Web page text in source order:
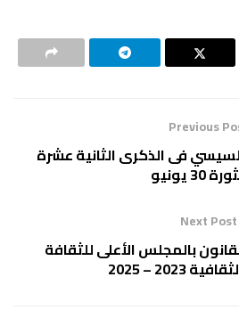
Previous
فى الذكرى الثانية عشرة
30 يونيو
Next Post
بالمجلس الأعلى للثقافة
2023 – 2025